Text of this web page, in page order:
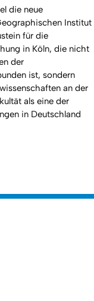
die neue
Institut
für die
in Köln, die nicht
der
ist, sondern
an der
als eine der
in Deutschland